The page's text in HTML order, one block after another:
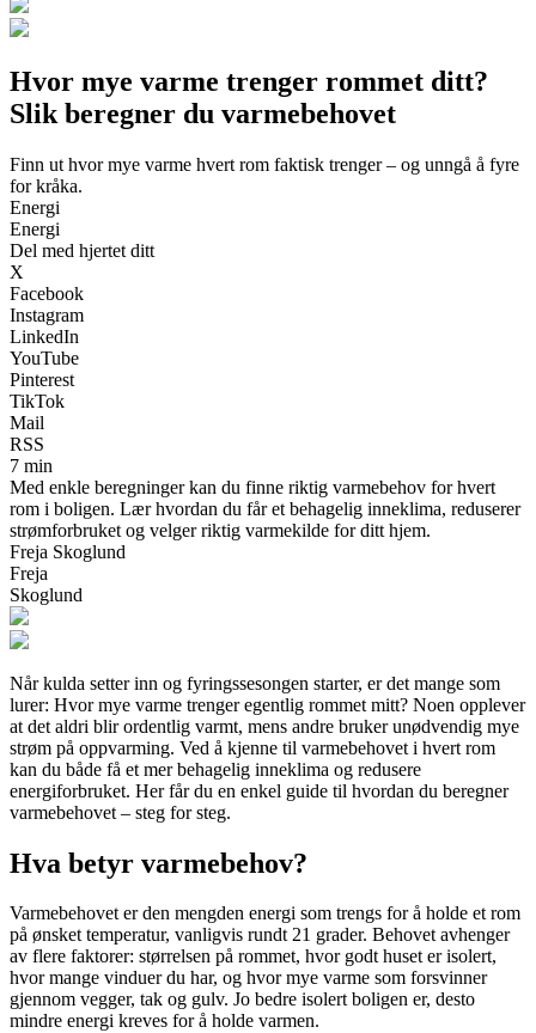
Hvor mye varme trenger rommet ditt?
Slik beregner du varmebehovet
Finn ut hvor mye varme hvert rom faktisk trenger – og unngå å fyre
for kråka.
Energi
Energi
Del med hjertet ditt
X
Facebook
Instagram
LinkedIn
YouTube
Pinterest
TikTok
Mail
RSS
7 min
Med enkle beregninger kan du finne riktig varmebehov for hvert
rom i boligen. Lær hvordan du får et behagelig inneklima, reduserer
strømforbruket og velger riktig varmekilde for ditt hjem.
Freja Skoglund
Freja
Skoglund
Når kulda setter inn og fyringssesongen starter, er det mange som
lurer: Hvor mye varme trenger egentlig rommet mitt? Noen opplever
at det aldri blir ordentlig varmt, mens andre bruker unødvendig mye
strøm på oppvarming. Ved å kjenne til varmebehovet i hvert rom
kan du både få et mer behagelig inneklima og redusere
energiforbruket. Her får du en enkel guide til hvordan du beregner
varmebehovet – steg for steg.
Hva betyr varmebehov?
Varmebehovet er den mengden energi som trengs for å holde et rom
på ønsket temperatur, vanligvis rundt 21 grader. Behovet avhenger
av flere faktorer: størrelsen på rommet, hvor godt huset er isolert,
hvor mange vinduer du har, og hvor mye varme som forsvinner
gjennom vegger, tak og gulv. Jo bedre isolert boligen er, desto
mindre energi kreves for å holde varmen.